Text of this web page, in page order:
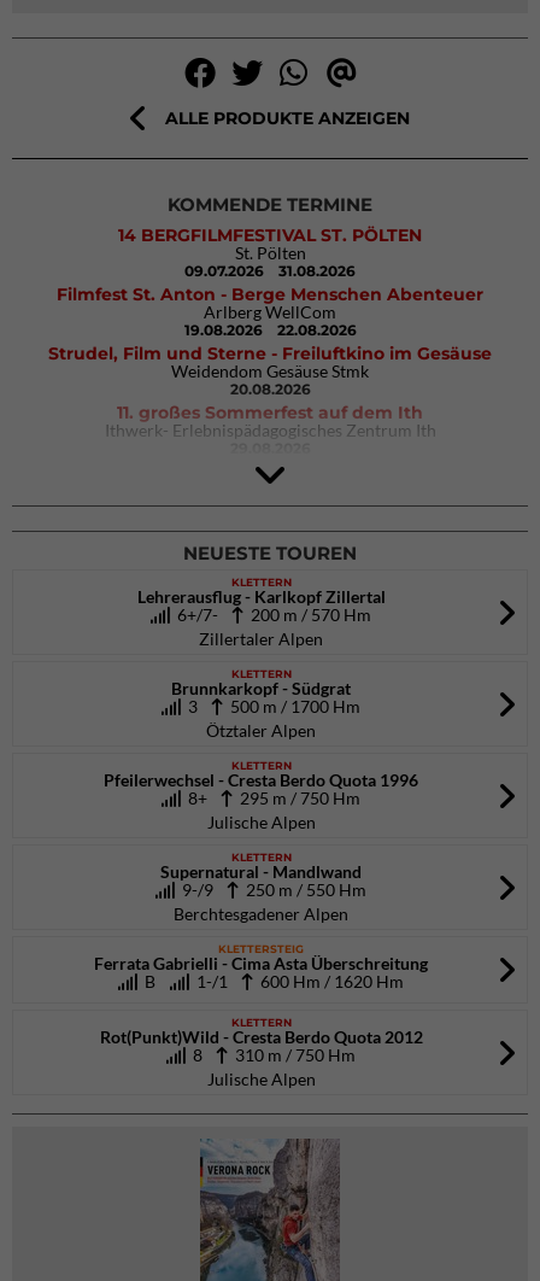
ALLE PRODUKTE ANZEIGEN
KOMMENDE TERMINE
14 BERGFILMFESTIVAL ST. PÖLTEN
St. Pölten
09.07.2026 31.08.2026
Filmfest St. Anton - Berge Menschen Abenteuer
Arlberg WellCom
19.08.2026 22.08.2026
Strudel, Film und Sterne - Freiluftkino im Gesäuse
Weidendom Gesäuse Stmk
20.08.2026
11. großes Sommerfest auf dem Ith
Ithwerk- Erlebnispädagogisches Zentrum Ith
Rock Master Arco
Arco (IT)
02.10.202604.10.2026
NEUESTE TOUREN
KLETTERN
Lehrerausflug - Karlkopf Zillertal
6+/7-
200 m / 570 Hm
Zillertaler Alpen
KLETTERN
Brunnkarkopf - Südgrat
3
500 m / 1700 Hm
Ötztaler Alpen
KLETTERN
Pfeilerwechsel - Cresta Berdo Quota 1996
8+
295 m / 750 Hm
Julische Alpen
KLETTERN
Supernatural - Mandlwand
9-/9
250 m / 550 Hm
Berchtesgadener Alpen
KLETTERSTEIG
Ferrata Gabrielli - Cima Asta Überschreitung
B
1-/1 600 Hm / 1620 Hm
KLETTERN
Rot(Punkt)Wild - Cresta Berdo Quota 2012
8
310 m / 750 Hm
Julische Alpen